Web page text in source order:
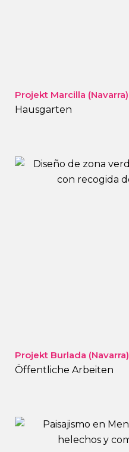
Projekt Marcilla (Navarra)
Hausgarten
Projekt Burlada (Navarra)
Öffentliche Arbeiten